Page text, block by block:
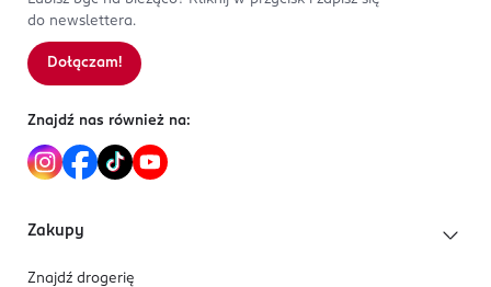
9547650011
Kod EAN
do newslettera.
Dołączam!
Znajdź nas również na:
Zakupy
Znajdź drogerię